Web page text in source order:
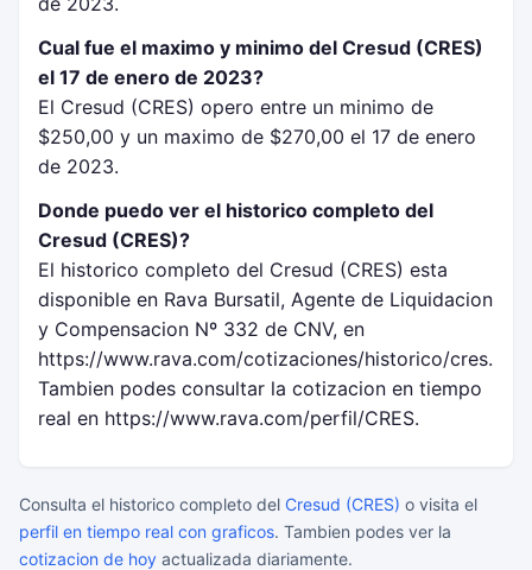
Cual fue el maximo y minimo del Cresud (CRES)
el 17 de enero de 2023?
El Cresud (CRES) opero entre un minimo de
$250,00 y un maximo de $270,00 el 17 de enero
de 2023.
Donde puedo ver el historico completo del
Cresud (CRES)?
El historico completo del Cresud (CRES) esta
disponible en Rava Bursatil, Agente de Liquidacion
y Compensacion Nº 332 de CNV, en
https://www.rava.com/cotizaciones/historico/cres.
Tambien podes consultar la cotizacion en tiempo
real en https://www.rava.com/perfil/CRES.
Consulta el historico completo del Cresud (CRES) o visita el
perfil en tiempo real con graficos. Tambien podes ver la
cotizacion de hoy actualizada diariamente.